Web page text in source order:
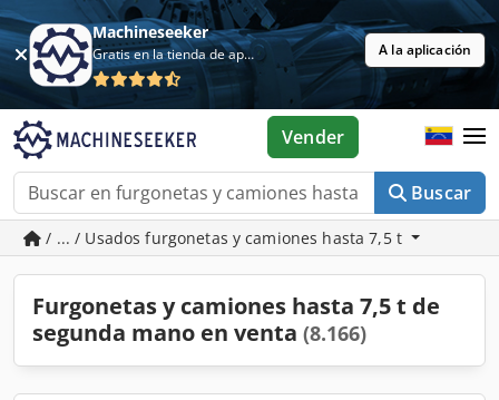
Machineseeker
Gratis en la tienda de aplicaciones A la aplicación
Buscar
Vender
/ ... / Usados furgonetas y camiones hasta 7,5 t
Furgonetas y camiones hasta 7,5 t de
segunda mano en venta (8.166)